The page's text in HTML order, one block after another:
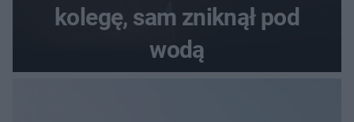
kolegę, sam zniknął pod
wodą